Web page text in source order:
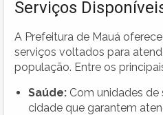
Serviços
A Prefeitura de Mauá
serviços voltados para
população. Entre os
Saúde: Com unidades de
cidade que garantem